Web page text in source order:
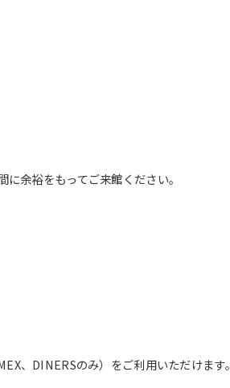
余裕をもってご来館ください。
、DINERSのみ）をご利用いただけます。